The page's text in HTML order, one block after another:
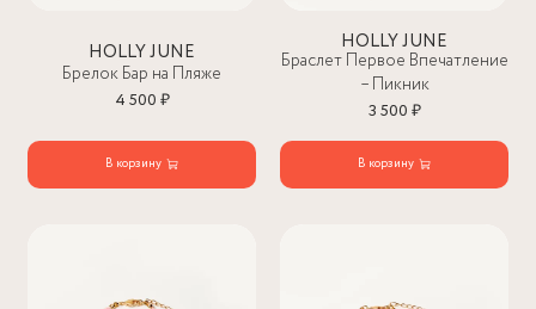
HOLLY JUNE
Брелок Бар на Пляже
4 500 ₽
В корзину
HOLLY JUNE
Браслет Первое Впечатление
– Пикник
3 500 ₽
В корзину